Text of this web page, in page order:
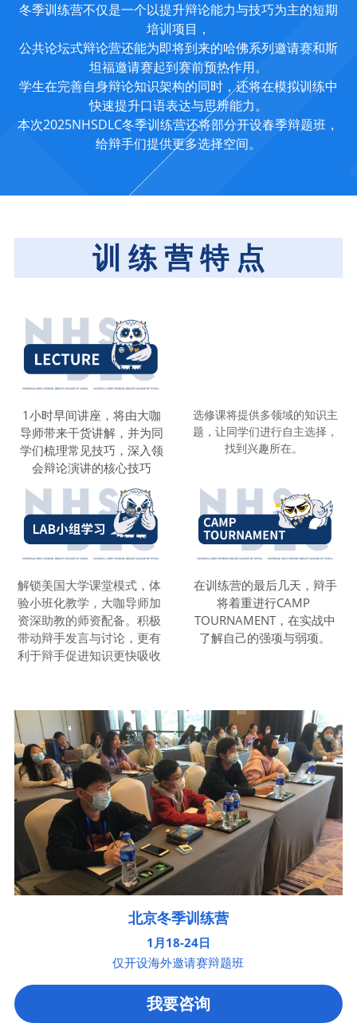
冬季训练营不仅是一个以提升辩论能力与技巧为主的短期
培训项目，
公共论坛式辩论营还能为即将到来的哈佛系列邀请赛和斯
坦福邀请赛起到赛前预热作用。
学生在完善自身辩论知识架构的同时，还将在模拟训练中
快速提升口语表达与思辨能力。
本次2025NHSDLC冬季训练营还将部分开设春季辩题班，
给辩手们提供更多选择空间。
训 练 营 特 点
1小时早间讲座， 将由大咖
导师带来干货讲解，并为同
学们梳理常见技巧，深入领
会辩论演讲的核心技巧
选修课将提供多领域的知识主
题，让同学们进行自主选择，
找到兴趣所在。
解锁美国大学课堂模式，体
验小班化教学，大咖导师加
资深助教的师资配备。积极
带动辩手发言与讨论，更有
利于辩手促进知识更快吸收
在训练营的最后几天，辩手
将着重进行CAMP
TOURNAMENT，在实战中
了解自己的强项与弱项。
北京冬季训练营
1月18-24日
仅开设海外邀请赛辩题班
我要咨询